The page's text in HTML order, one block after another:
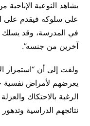
يشاهد النوعية
على سلوكه فيقدم على
في المدرسة، وقد
آخرين من جنسه”.
ولفت إلى أن “استمرار
يعرضهم لأمراض نفسية
الرغبة بالاحتكاك
نتائجهم الدراسية